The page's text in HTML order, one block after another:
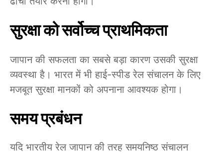
सुरक्षा को सर्वोच्च प्राथमिकता
जापान की सफलता का सबसे बड़ा कारण उसकी सुरक्षा
व्यवस्था है। भारत में भी हाई-स्पीड रेल संचालन के लिए
मजबूत सुरक्षा मानकों को अपनाना आवश्यक होगा।
समय प्रबंधन
यदि भारतीय रेल जापान की तरह समयनिष्ठ संचालन